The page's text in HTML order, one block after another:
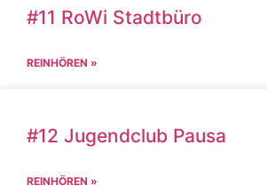
#11 RoWi Stadtbüro
REINHÖREN »
#12 Jugendclub Pausa
REINHÖREN »